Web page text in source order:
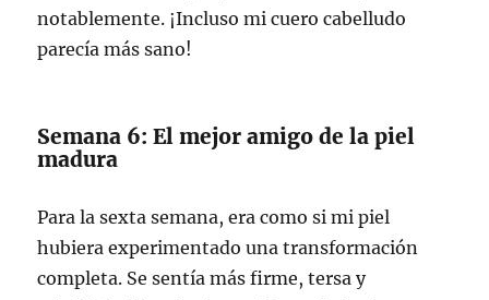
notablemente. ¡Incluso mi cuero cabelludo
parecía más sano!
Semana 6: El mejor amigo de la piel
madura
Para la sexta semana, era como si mi piel
hubiera experimentado una transformación
completa. Se sentía más firme, tersa y